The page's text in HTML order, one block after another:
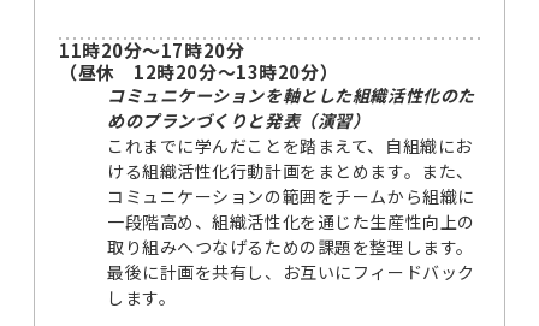
11時20分～17時20分
（昼休 12時20分～13時20分）
コミュニケーションを軸とした組織活性化のた
めのプランづくりと発表（演習）
これまでに学んだことを踏まえて、自組織にお
ける組織活性化行動計画をまとめます。また、
コミュニケーションの範囲をチームから組織に
一段階高め、組織活性化を通じた生産性向上の
取り組みへつなげるための課題を整理します。
最後に計画を共有し、お互いにフィードバック
します。